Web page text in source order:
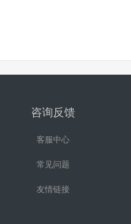
咨询反馈
客服中心
常见问题
友情链接